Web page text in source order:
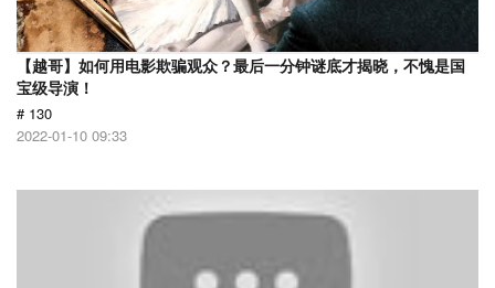
【越哥】如何用电影欺骗观众？最后一分钟谜底才揭晓，不愧是国
宝级导演！
# 130
2022-01-10 09:33